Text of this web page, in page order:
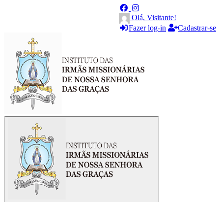
Olá, Visitante!
Fazer log-in
Cadastrar-se